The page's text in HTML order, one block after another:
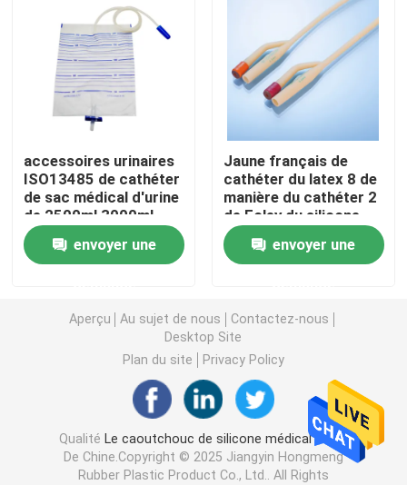
Bouchon en caoutchouc médical
Plongeur en caoutchouc de seringue
Accessoires de seringue
Accessoires de collection de sang
Bouchon de caoutchouc butylique
Caoutchouc butylique halogéné
Tube médical de silicone
Tube de drainage
accessoires urinaires
ISO13485 de cathéter
de sac médical d'urine
de 2500ml 3000ml
envoyer une
Jaune français de
cathéter du latex 8 de
manière du cathéter 2
de Foley du silicone
Fr08
envoyer une
Aperçu Au sujet de nous
Contactez-nous
Desktop Site
Plan du site
Privacy Policy
Qualité Le caoutchouc de silicone médicalUsine
De Chine.Copyright © 2025 Jiangyin Hongmeng
Rubber Plastic Product Co., Ltd.. All Rights